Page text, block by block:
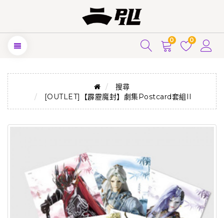
0 0
搜尋
[OUTLET]【霹靂魔封】劇集Postcard套組II